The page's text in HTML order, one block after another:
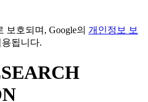
보호되며, Google의 개인정보 보
용됩니다.